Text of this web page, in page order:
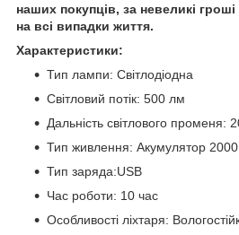
наших покупців, за невеликі
на всі випадки життя.
Характеристики:
Тип лампи: Світлодіодна
Світловий потік: 500 лм
Дальність світлового променя:
Тип живлення: Акумулятор
Тип заряда:USB
Час роботи: 10 час
Особливості ліхтаря: